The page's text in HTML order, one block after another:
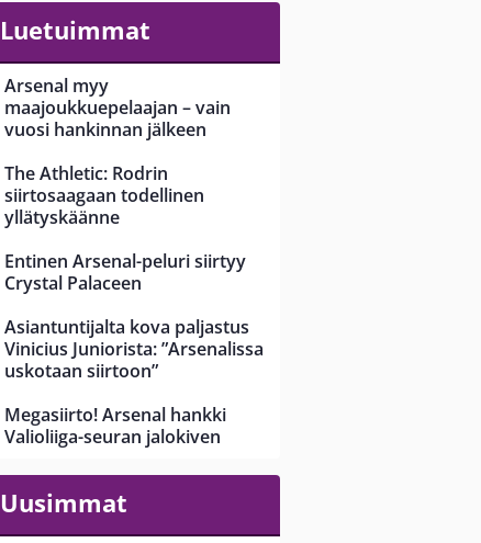
Luetuimmat
Arsenal myy
maajoukkuepelaajan – vain
vuosi hankinnan jälkeen
The Athletic: Rodrin
siirtosaagaan todellinen
yllätyskäänne
Entinen Arsenal-peluri siirtyy
Crystal Palaceen
Asiantuntijalta kova paljastus
Vinicius Juniorista: ”Arsenalissa
uskotaan siirtoon”
Megasiirto! Arsenal hankki
Valioliiga-seuran jalokiven
Uusimmat